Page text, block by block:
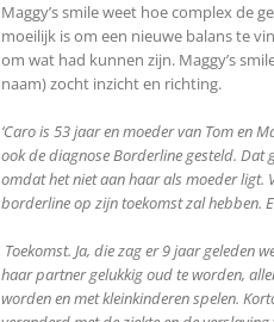
Maggy’s smile weet hoe complex de
moeilijk is om een nieuwe balans te
om wat had kunnen zijn. Maggy’s
naam) zocht inzicht en richting.
‘Caro is 53 jaar en moeder van Tom en
ook de diagnose Borderline gesteld.
omdat het niet aan haar als moeder ligt.
borderline op zijn toekomst zal hebben.
Toekomst. Ja, die zag er 9 jaar geleden
haar partner gelukkig oud te worden,
worden en met kleinkinderen spelen.